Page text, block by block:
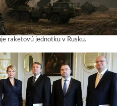
raketovú jednotku v Rusku.